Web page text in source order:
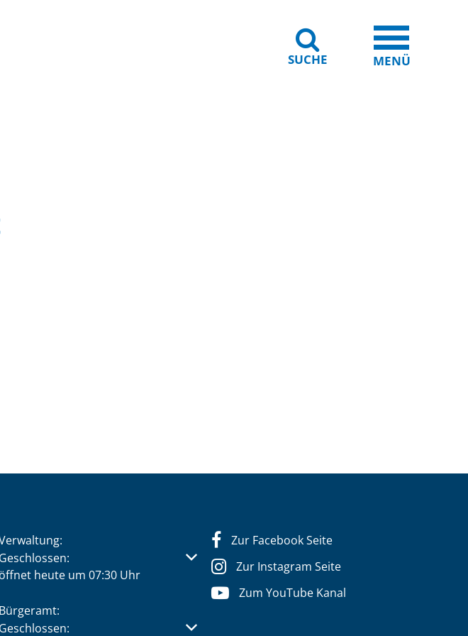
SUCHE MENÜ
Klicken, um weitere Öffnungs- oder Schließzeiten auszublenden
Geschlossen:
öffnet heute um 07:30 Uhr
Bürgeramt:
Klicken, um weitere Öffnungs- oder Schließzeiten auszublenden
Geschlossen:
Zur Facebook Seite
Zur Instagram Seite
Zum YouTube Kanal